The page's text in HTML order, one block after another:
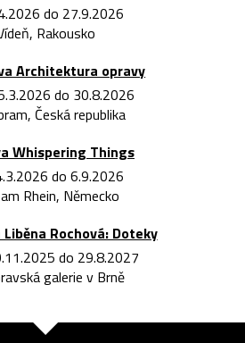
do 27.9.2026
Rakousko
Architektura opravy
do 30.8.2026
Česká republika
Whispering Things
do 6.9.2026
Rhein, Německo
Rochová: Doteky
do 29.8.2027
galerie v Brně